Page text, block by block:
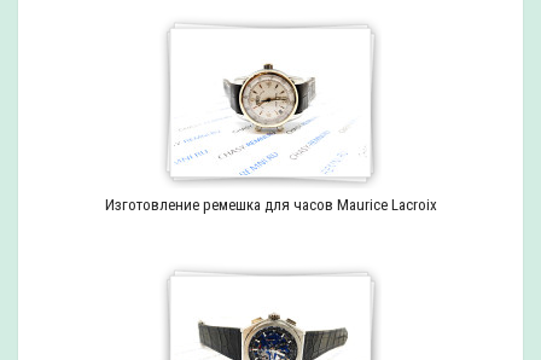
Изготовление ремешка для часов Maurice Lacroix